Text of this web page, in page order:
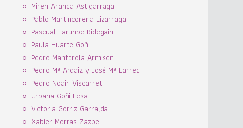
Miren Aranoa Astigarraga
Pablo Martincorena Lizarraga
Pascual Larunbe Bidegain
Paula Huarte Goñi
Pedro Manterola Armisen
Pedro Mª Ardaiz y José Mª Larrea
Pedro Noain Viscarret
Urbana Goñi Lesa
Victoria Gorriz Garralda
Xabier Morras Zazpe